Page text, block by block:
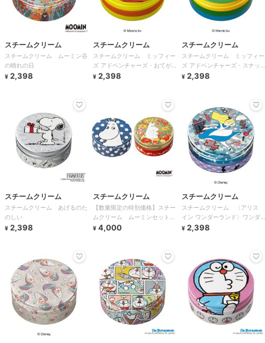
スチームクリーム
スチームクリーム ムーミン谷
の晴れの日
¥ 2,398
スチームクリーム
スチームクリーム ミッフィー
ズ アドベンチャーズ・おてが
み
¥ 2,398
スチームクリーム
スチームクリーム ミッフィー
ズ アドベンチャーズ・スナッ
フィー
¥ 2,398
スチームクリーム
スチームクリーム あげるのた
のしい
¥ 2,398
スチームクリーム
【数量限定の特別価格】スチー
ムクリーム ムーミンセット
2026
¥ 4,000
スチームクリーム
スチームクリーム 〈アリス
イン ワンダーランド〉ワンダ
ー・フォール
¥ 2,398